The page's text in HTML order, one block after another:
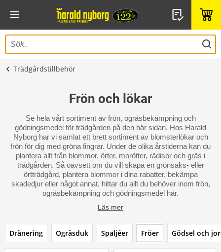
Trädgårdstillbehör
Frön och lökar
Se hela vårt sortiment av frön, ogräsbekämpning och
gödningsmedel för trädgården på den här sidan. Hos Harald
Nyborg har vi samlat ett brett sortiment av blomsterlökar och
frön för dig med gröna fingrar. Under de olika årstiderna kan du
plantera allt från blommor, örter, morötter, rädisor och gräs i
trädgården. Så oavsett om du vill skapa en grönsaks- eller
örtträdgård, plantera blommor i dina rabatter, bekämpa
skadedjur eller något annat, hittar du allt du behöver inom frön,
ogräsbekämpning och gödningsmedel här.
Läs mer
Dränering Ogräsduk Spaljéer Fröer Gödsel och